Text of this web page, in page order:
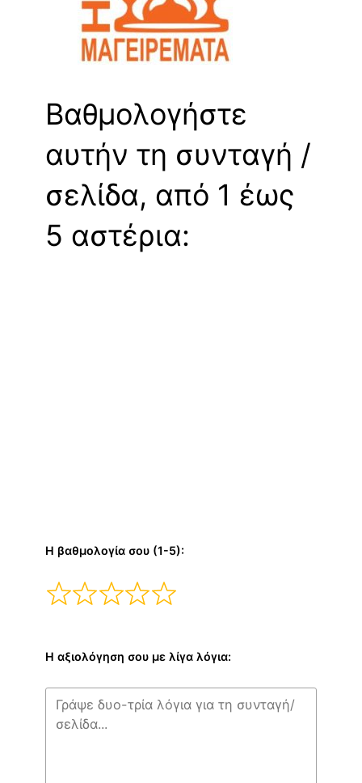
Βαθμολογήστε
αυτήν τη συνταγή /
σελίδα, από 1 έως
5 αστέρια:
Η βαθμολογία σου (1-5):
Η αξιολόγηση σου με λίγα λόγια: